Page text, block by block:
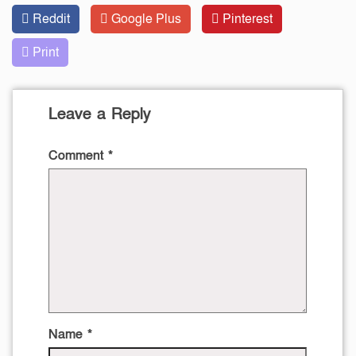
Reddit Google Plus
Pinterest
Print
Leave a Reply
Comment *
Name *